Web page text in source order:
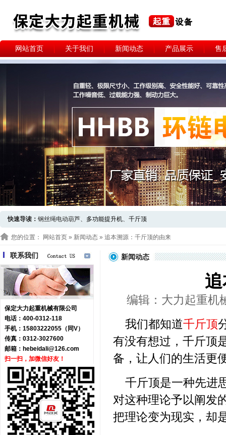
网站首页 关于我们 新闻动态 产品展示 售
快速导读： 钢丝绳电动葫芦、 多功能提升机、 千斤顶
您的位置： 网站首页 » 新闻动态 » 追本溯源：千斤顶的由来
联系我们
保定大力起重机械有限公司
电话：400-0312-118
手机：15803222055（同V）
传真：0312-3027600
邮箱： hebeidali@126.com
扫一扫，加微信好友！
新闻动态
编辑：大力起重
我们都知道千斤顶
有没有想过，千斤顶
备，让人们的生活更
千斤顶是一种先进
对这种理论予以阐发
把理论变为现实，却